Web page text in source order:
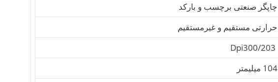
چاپگر صنعتی برچسب و بارکد
حرارتی مستقیم و غیرمستقیم
104 میلیمتر